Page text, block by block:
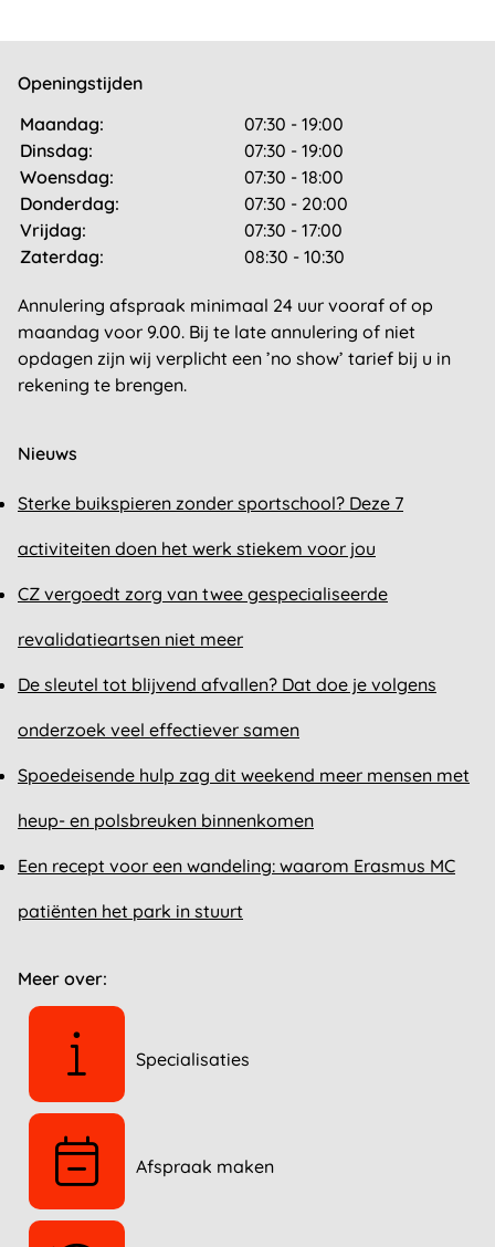
Openingstijden
Maandag:
07:30 - 19:00
Dinsdag:
07:30 - 19:00
Woensdag:
07:30 - 18:00
Donderdag:
07:30 - 20:00
Vrijdag:
07:30 - 17:00
Zaterdag:
08:30 - 10:30
Annulering afspraak minimaal 24 uur vooraf of op
maandag voor 9.00. Bij te late annulering of niet
opdagen zijn wij verplicht een ’no show’ tarief bij u in
rekening te brengen.
Nieuws
Sterke buikspieren zonder sportschool? Deze 7
activiteiten doen het werk stiekem voor jou
CZ vergoedt zorg van twee gespecialiseerde
revalidatieartsen niet meer
De sleutel tot blijvend afvallen? Dat doe je volgens
onderzoek veel effectiever samen
Spoedeisende hulp zag dit weekend meer mensen met
heup- en polsbreuken binnenkomen
Een recept voor een wandeling: waarom Erasmus MC
patiënten het park in stuurt
Meer over:
Specialisaties
Afspraak maken